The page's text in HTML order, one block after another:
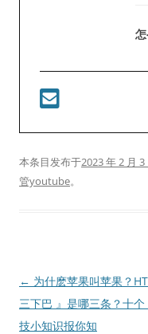
本条目发布于2023 年 2 月 3
管youtube。
文
章
导
← 为什麽苹果叫苹果？
三下巴 』是哪三条？十个
技小知识报你知